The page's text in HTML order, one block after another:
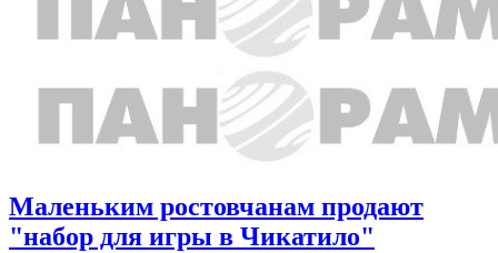
Маленьким ростовчанам продают
"набор для игры в Чикатило"